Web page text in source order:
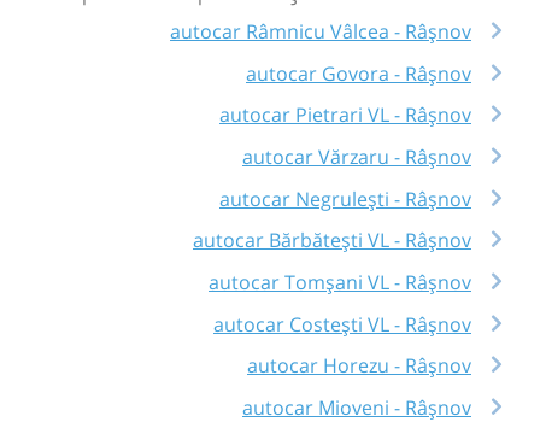
autocar Râmnicu Vâlcea - Râşnov
autocar Govora - Râşnov
autocar Pietrari VL - Râşnov
autocar Vărzaru - Râşnov
autocar Negrulești - Râşnov
autocar Bărbătești VL - Râşnov
autocar Tomșani VL - Râşnov
autocar Costești VL - Râşnov
autocar Horezu - Râşnov
autocar Mioveni - Râşnov